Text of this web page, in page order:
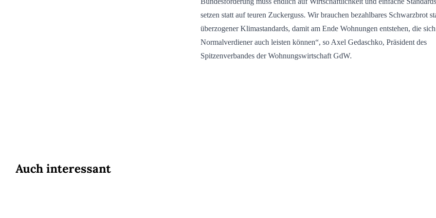
setzen statt auf teuren Zuckerguss. Wir brauchen bezahlbares Schwarzbrot
überzogener Klimastandards, damit am Ende Wohnungen entstehen, die sich
Normalverdiener auch leisten können“, so Axel Gedaschko, Präsident des
Spitzenverbandes der Wohnungswirtschaft GdW.
Auch interessant